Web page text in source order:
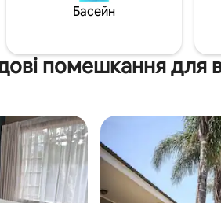
Басейн
помешкання для